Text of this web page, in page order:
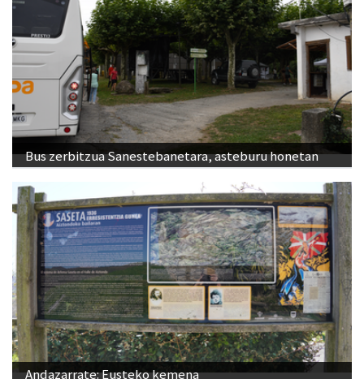
Bus zerbitzua Sanestebanetara, asteburu honetan
Andazarrate: Eusteko kemena